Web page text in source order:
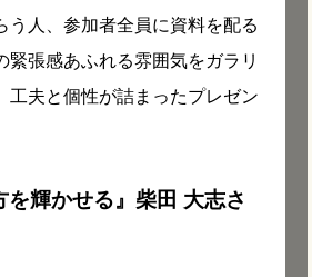
う人、参加者全員に資料を配る
緊張感あふれる雰囲気をガラリ
工夫と個性が詰まったプレゼン
を輝かせる』柴田 大志さ